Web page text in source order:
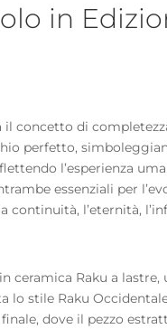
in
concetto di
perfetto,
l’esperienza
essenziali per
continuità, l’eternità,
ceramica Raku a
lo stile Raku
dove il pezzo